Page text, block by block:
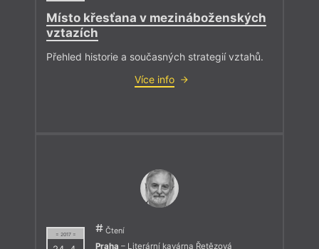
Místo křesťana v mezináboženských
vztazích
Přehled historie a současných strategií vztahů.
Více info
= 2017 = Čtení
Praha – Literární kavárna Řetězová